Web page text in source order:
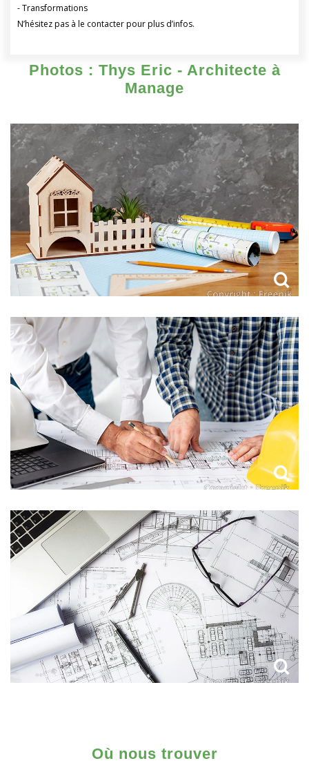
- Transformations
N’hésitez pas à le contacter pour plus d’infos.
Photos : Thys Eric - Architecte à
Manage
Où nous trouver